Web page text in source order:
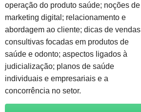
operação do produto saúde; noções de
marketing digital; relacionamento e
abordagem ao cliente; dicas de vendas
consultivas focadas em produtos de
saúde e odonto; aspectos ligados à
judicialização; planos de saúde
individuais e empresariais e a
concorrência no setor.